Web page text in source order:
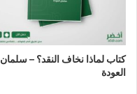
كتاب لماذا نخاف النقد؟ – سلمان
العودة